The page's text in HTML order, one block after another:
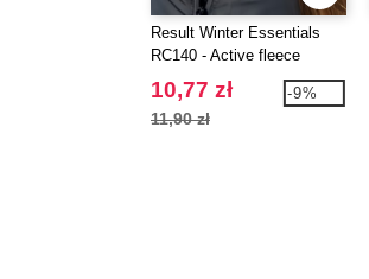
Result Winter Essentials
RC140 - Active fleece
headband
10,77 zł
11,90 zł
-9%